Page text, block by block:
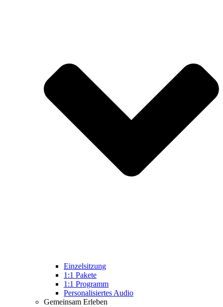
Einzelsitzung
1:1 Pakete
1:1 Programm
Personalisiertes Audio
Gemeinsam Erleben